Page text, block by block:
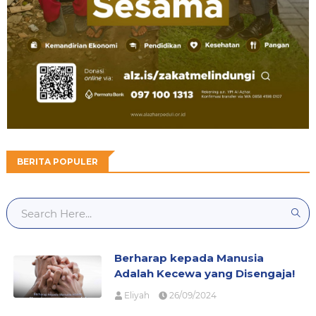
BERITA POPULER
Berharap kepada Manusia
Adalah Kecewa yang Disengaja!
Eliyah 26/09/2024